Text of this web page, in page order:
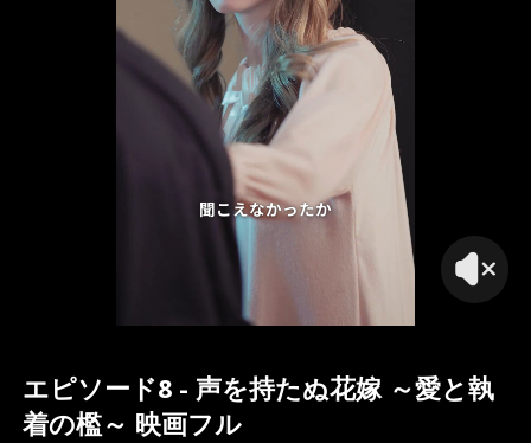
聞こえなかったか
エピソード8 - 声を持たぬ花嫁 ～愛と執
着の檻～ 映画フル